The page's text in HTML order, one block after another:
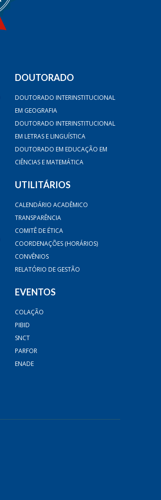
DOUTORADO
DOUTORADO INTERINSTITUCIONAL
EM GEOGRAFIA
DOUTORADO INTERINSTITUCIONAL
EM LETRAS E LINGUÍSTICA
DOUTORADO EM EDUCAÇÃO EM
CIÊNCIAS E MATEMÁTICA
UTILITÁRIOS
CALENDÁRIO ACADÊMICO
TRANSPARÊNCIA
COMITÊ DE ÉTICA
COORDENAÇÕES (HORÁRIOS)
CONVÊNIOS
RELATÓRIO DE GESTÃO
EVENTOS
COLAÇÃO
PIBID
SNCT
PARFOR
ENADE